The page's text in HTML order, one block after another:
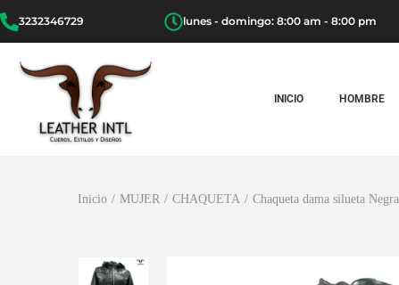
3232346729 lunes - domingo: 8:00 am - 8:00 pm
INICIO HOMBRE
Inicio / MUJER / CHAQUETA / Chaqueta dama silueta Negra